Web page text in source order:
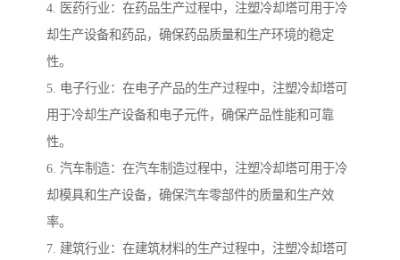
4. 医药行业：在药品生产过程中，注塑冷却塔可用于冷
却生产设备和药品，确保药品质量和生产环境的稳定
性。
5. 电子行业：在电子产品的生产过程中，注塑冷却塔可
用于冷却生产设备和电子元件，确保产品性能和可靠
性。
6. 汽车制造：在汽车制造过程中，注塑冷却塔可用于冷
却模具和生产设备，确保汽车零部件的质量和生产效
率。
7. 建筑行业：在建筑材料的生产过程中，注塑冷却塔可